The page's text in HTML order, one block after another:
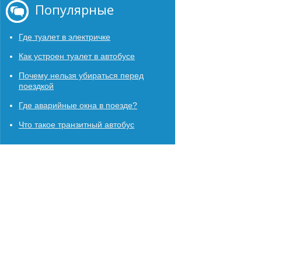
Популярные
Где туалет в электричке
Как устроен туалет в автобусе
Почему нельзя убираться перед
поездкой
Где аварийные окна в поезде?
Что такое транзитный автобус